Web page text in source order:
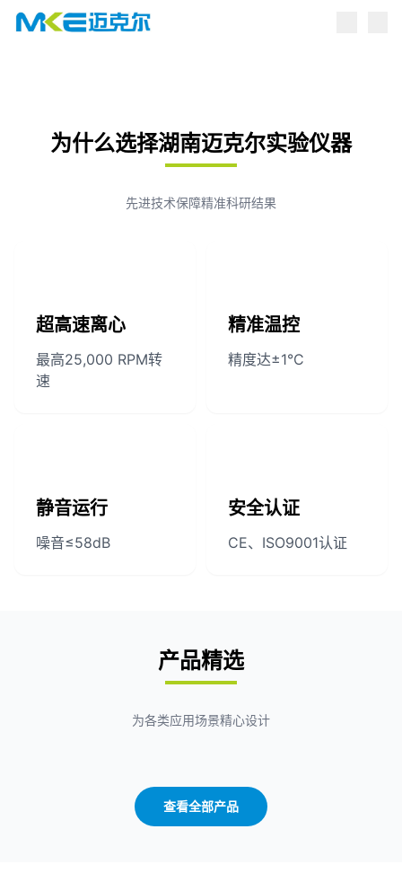
为什么选择湖南迈克尔实验仪器
先进技术保障精准科研结果
超高速离心
最高25,000 RPM转
速
精准温控
精度达±1°C
静音运行
噪音≤58dB
安全认证
CE、ISO9001认证
产品精选
为各类应用场景精心设计
查看全部产品